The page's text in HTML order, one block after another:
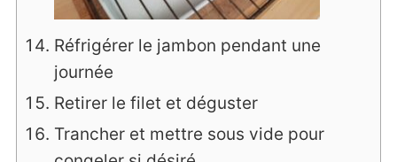
Réfrigérer le jambon pendant une
journée
Retirer le filet et déguster
Trancher et mettre sous vide pour